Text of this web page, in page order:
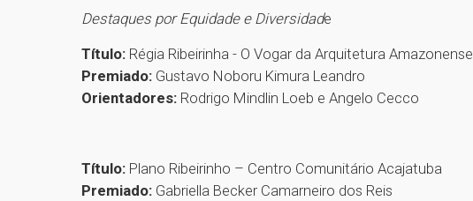
Destaques por Equidade e Diversidade
Título: Régia Ribeirinha - O Vogar da Arquitetura Amazonense
Premiado: Gustavo Noboru Kimura Leandro
Orientadores: Rodrigo Mindlin Loeb e Angelo Cecco
Título: Plano Ribeirinho – Centro Comunitário Acajatuba
Premiado: Gabriella Becker Camarneiro dos Reis